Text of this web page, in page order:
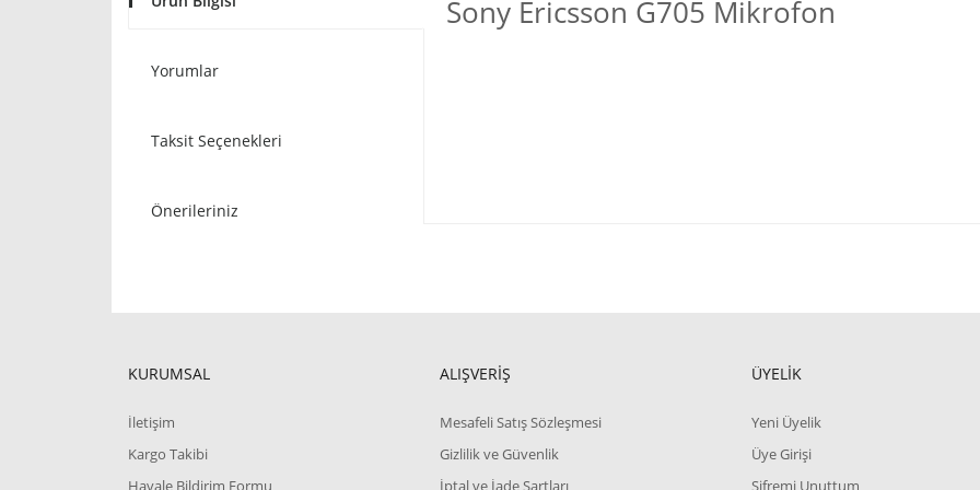
Yorumlar
Taksit Seçenekleri
Önerileriniz
Sony Ericsson G705 Mikrofon
KURUMSAL
İletişim
Kargo Takibi
Havale Bildirim Formu
ALIŞVERİŞ
Mesafeli Satış Sözleşmesi
Gizlilik ve Güvenlik
İptal ve İade Şartları
ÜYELİK
Yeni Üyelik
Üye Girişi
Şifremi Unuttum